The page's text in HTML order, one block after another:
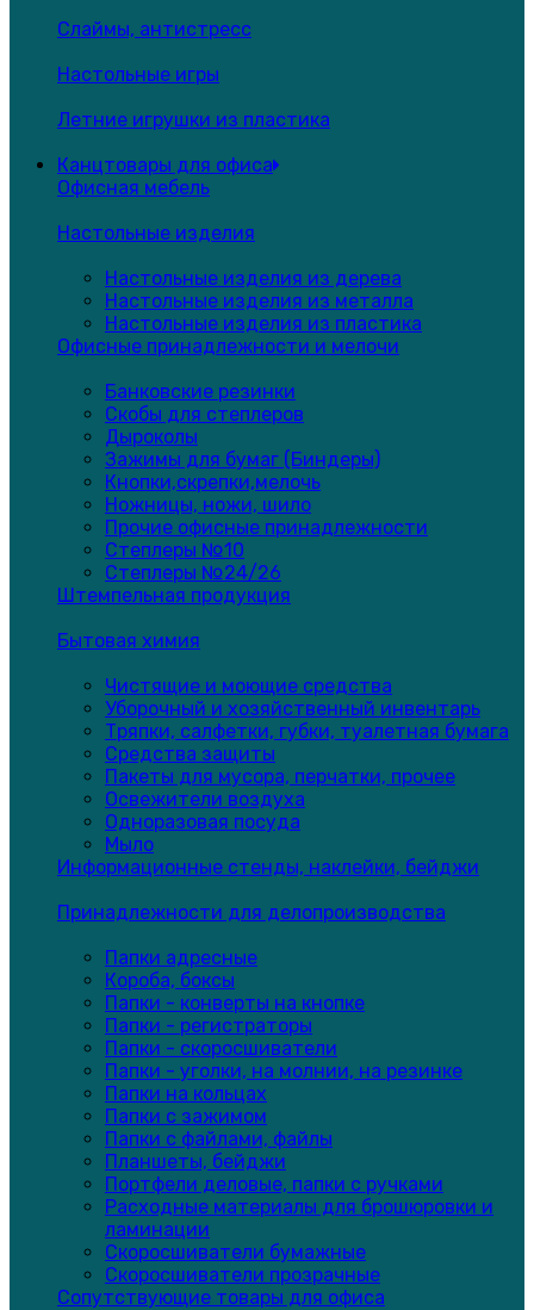
Слаймы, антистресс
Настольные игры
Летние игрушки из пластика
Канцтовары для офиса
Офисная мебель
Настольные изделия
Настольные изделия из дерева
Настольные изделия из металла
Настольные изделия из пластика
Офисные принадлежности и мелочи
Банковские резинки
Скобы для степлеров
Дыроколы
Зажимы для бумаг (Биндеры)
Кнопки,скрепки,мелочь
Ножницы, ножи, шило
Прочие офисные принадлежности
Степлеры №10
Степлеры №24/26
Штемпельная продукция
Бытовая химия
Чистящие и моющие средства
Уборочный и хозяйственный инвентарь
Тряпки, салфетки, губки, туалетная бумага
Средства защиты
Пакеты для мусора, перчатки, прочее
Освежители воздуха
Одноразовая посуда
Мыло
Информационные стенды, наклейки, бейджи
Принадлежности для делопроизводства
Папки адресные
Короба, боксы
Папки - конверты на кнопке
Папки - регистраторы
Папки - скоросшиватели
Папки - уголки, на молнии, на резинке
Папки на кольцах
Папки с зажимом
Папки с файлами, файлы
Планшеты, бейджи
Портфели деловые, папки с ручками
Расходные материалы для брошюровки и
ламинации
Скоросшиватели бумажные
Скоросшиватели прозрачные
Сопутствующие товары для офиса